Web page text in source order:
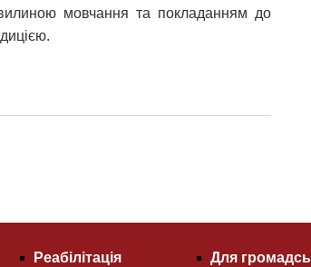
мовчання та покладанням до
Реабілітація Для